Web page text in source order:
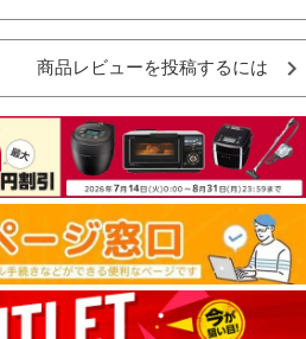
商品レビューを投稿するには